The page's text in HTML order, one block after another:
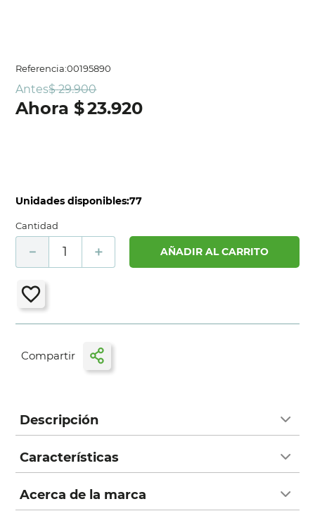
Referencia:00195890
Antes$ 29.900
$23.920
Unidades disponibles:77
Cantidad
＋
－ AÑADIR AL CARRITO
Descripción
Características
Acerca de la marca